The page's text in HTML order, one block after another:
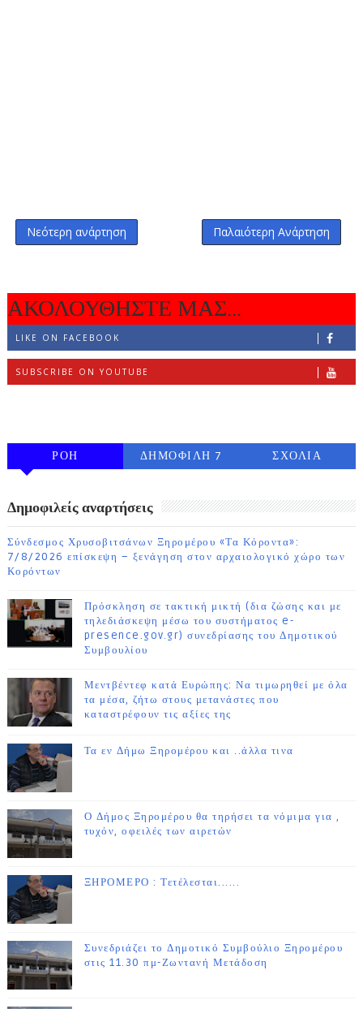
Νεότερη ανάρτηση Παλαιότερη Ανάρτηση
ΑΚΟΛΟΥΘΗΣΤΕ ΜΑΣ...
LIKE ON FACEBOOK
SUBSCRIBE ON YOUTUBE
ΡΟΗ
ΔΗΜΟΦΙΛΗ 7
ΣΧΟΛΙΑ
Δημοφιλείς αναρτήσεις
Σύνδεσμος Χρυσοβιτσάνων Ξηρομέρου «Τα Κόροντα»:
7/8/2026 επίσκεψη – ξενάγηση στον αρχαιολογικό χώρο των
Κορόντων
Πρόσκληση σε τακτική μικτή (δια ζώσης και με
τηλεδιάσκεψη μέσω του συστήματος e-
presence.gov.gr) συνεδρίασης του Δημοτικού
Συμβουλίου
Μεντβέντεφ κατά Ευρώπης: Να τιμωρηθεί με όλα
τα μέσα, ζήτω στους μετανάστες που
καταστρέφουν τις αξίες της
Τα εν Δήμω Ξηρομέρου και ..άλλα τινα
Ο Δήμος Ξηρομέρου θα τηρήσει τα νόμιμα για ,
τυχόν, οφειλές των αιρετών
ΞΗΡΟΜΕΡΟ : Τετέλεσται......
Συνεδριάζει το Δημοτικό Συμβούλιο Ξηρομέρου
στις 11.30 πμ-Ζωντανή Μετάδοση